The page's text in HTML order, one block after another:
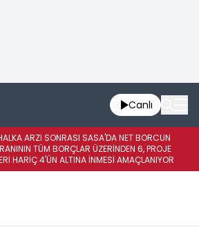
Canlı
ARZI SONRASI SASA'DA NET BORCUN
TÜM BORÇLAR ÜZERİNDEN 6, PROJE
HARİÇ 4'ÜN ALTINA İNMESİ AMAÇLANIYOR